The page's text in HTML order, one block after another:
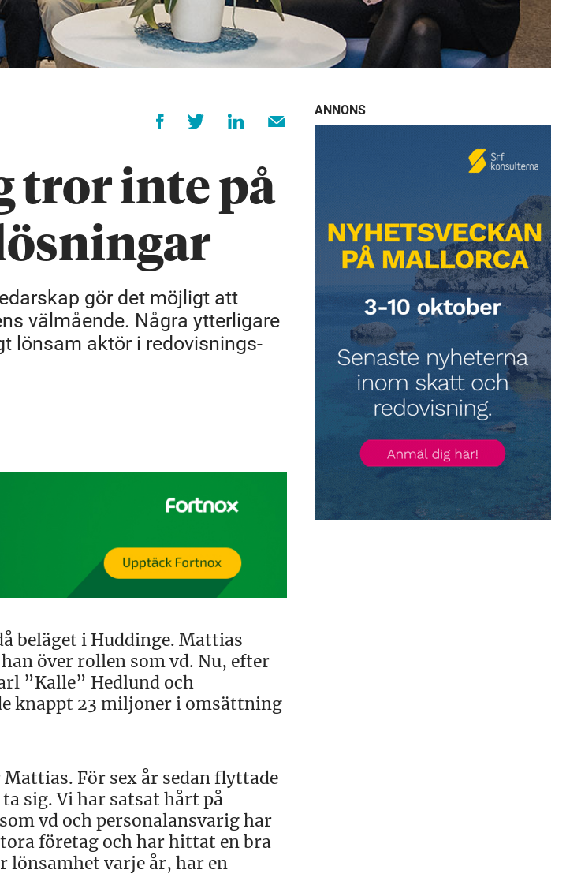
tror inte på
gör det möjligt att
välmående. Några ytterligare
lönsam aktör i redovisnings-
beläget i Huddinge. Mattias
över rollen som vd. Nu, efter
”Kalle” Hedlund och
knappt 23 miljoner i omsättning
För sex år sedan flyttade
sig. Vi har satsat hårt på
vd och personalansvarig har
företag och har hittat en bra
lönsamhet varje år, har en
ANNONS